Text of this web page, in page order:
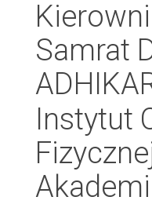
Samrat
Instytut